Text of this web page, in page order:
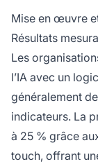
Mise en œuvre
Résultats
Les
l’IA avec un
généralement
indicateurs. La
à 25 % grâce
touch, offrant